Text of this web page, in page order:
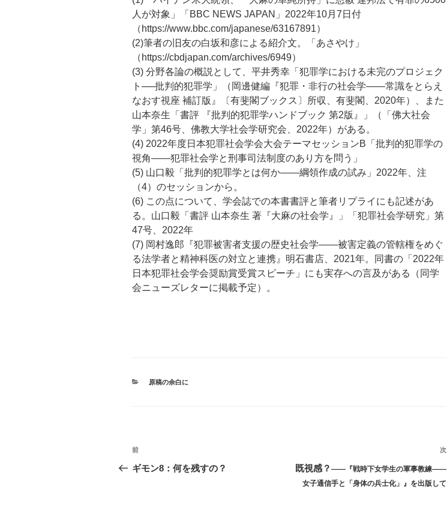
人が対象」「BBC NEWS JAPAN」2022年10月7日付
（https://www.bbc.com/japanese/63167891）
(2)筆者の旧友の白坂和彦による紹介文。「あさやけ」
（https://cbdjapan.com/archives/6949）
(3) 分野各論の概説として、平井秀幸「犯罪学における未完のプロジェク
ト──批判的犯罪学」（岡邊健編『犯罪・非行の社会学――常識をとらえ
なおす視座 補訂版』〔有斐閣ブックス〕所収、有斐閣、2020年）、また
山本奈生「書評 『批判的犯罪学ハンドブック 第2版』」（「佛大社会
学」第46号、佛教大学社会学研究会、2022年）がある。
(4) 2022年度日本犯罪社会学会大会テーマセッションB「批判的犯罪学の
視角――犯罪社会学と刑事司法制度のあり方を問う」
(5) 山口毅「批判的犯罪学とは何か――綱領作成の試み」2022年、注
（4）のセッションから。
(6) この点について、学会誌での本書書評と筆者リプライにも記述があ
る。山口毅「書評 山本奈生 著『大麻の社会学』」「犯罪社会学研究」第
47号、2022年
(7) 岡村逸郎『犯罪被害者支援の歴史社会学――被害定義の管轄権をめぐ
る法学者と精神科医の対立と連携』明石書店、2021年。同書の「2022年
日本犯罪社会学会奨励賞受賞スピーチ」にも実存への言及がある（同学
会ニューズレターに掲載予定）。
カ
原稿の余白に
投
稿
前
の
前
ギモン8：何を残すの？
次
既視感？――『戦時下女学生の軍事教練――
女子通信手と「身体の兵士化」』を出版して